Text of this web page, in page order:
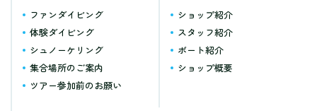
ファンダイビング
体験ダイビング
シュノーケリング
集合場所のご案内
ツアー参加前のお願い
ショップ紹介
スタッフ紹介
ボート紹介
ショップ概要